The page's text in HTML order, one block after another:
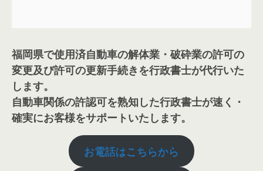
福岡県で使用済自動車の解体業・破砕業の許可の
変更及び許可の更新手続きを行政書士が代行いた
します。
自動車関係の許認可を熟知した行政書士が速く・
確実にお客様をサポートいたします。
お電話はこちらから